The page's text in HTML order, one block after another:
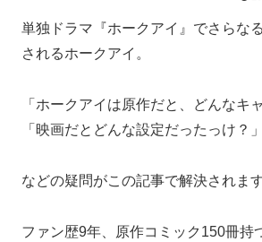
単独ドラマ『ホークアイ』でさらな
されるホークアイ。
「ホークアイは原作だと、どんなキ
「映画だとどんな設定だったっけ？」
などの疑問がこの記事で解決されます
ファン歴9年、原作コミック150冊持